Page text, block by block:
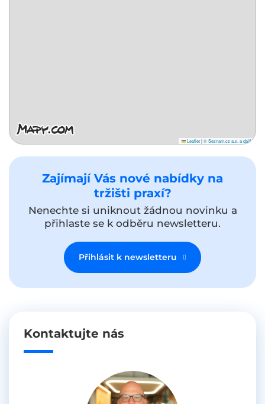
Leaflet|© Seznam.cz a.s. a další
Zajímají Vás nové nabídky na
tržišti praxí?
Nenechte si uniknout žádnou novinku a
přihlaste se k odběru newsletteru.
Přihlásit k newsletteru
Kontaktujte nás